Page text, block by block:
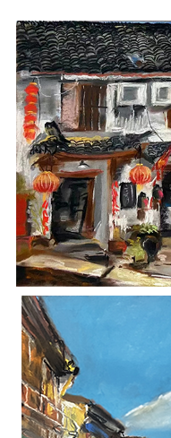
招标公告
人才招聘
我的门户 En 旧版